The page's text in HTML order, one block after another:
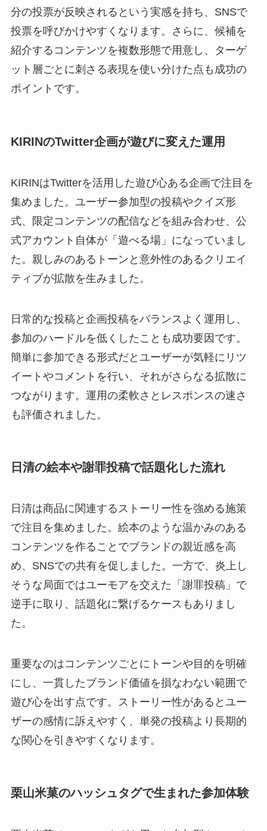
分の投票が反映されるという実感を持ち、SNSで
投票を呼びかけやすくなります。さらに、候補を
紹介するコンテンツを複数形態で用意し、ターゲ
ット層ごとに刺さる表現を使い分けた点も成功の
ポイントです。
KIRINのTwitter企画が遊びに変えた運用
KIRINはTwitterを活用した遊び心ある企画で注目を
集めました。ユーザー参加型の投稿やクイズ形
式、限定コンテンツの配信などを組み合わせ、公
式アカウント自体が「遊べる場」になっていまし
た。親しみのあるトーンと意外性のあるクリエイ
ティブが拡散を生みました。
日常的な投稿と企画投稿をバランスよく運用し、
参加のハードルを低くしたことも成功要因です。
簡単に参加できる形式だとユーザーが気軽にリツ
イートやコメントを行い、それがさらなる拡散に
つながります。運用の柔軟さとレスポンスの速さ
も評価されました。
日清の絵本や謝罪投稿で話題化した流れ
日清は商品に関連するストーリー性を強める施策
で注目を集めました。絵本のような温かみのある
コンテンツを作ることでブランドの親近感を高
め、SNSでの共有を促しました。一方で、炎上し
そうな局面ではユーモアを交えた「謝罪投稿」で
逆手に取り、話題化に繋げるケースもありまし
た。
重要なのはコンテンツごとにトーンや目的を明確
にし、一貫したブランド価値を損なわない範囲で
遊び心を出す点です。ストーリー性があるとユー
ザーの感情に訴えやすく、単発の投稿より長期的
な関心を引きやすくなります。
栗山米菓のハッシュタグで生まれた参加体験